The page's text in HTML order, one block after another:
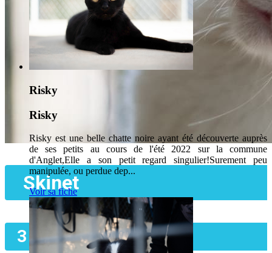
Skinet
3 ans
Risky
Risky
Risky est une belle chatte noire ayant été découverte auprès
de ses petits au cours de l'été 2022 sur la commune
d'Anglet,Elle a son petit regard singulier!Surement peu
manipulée, ou perdue dep...
Voir sa fiche